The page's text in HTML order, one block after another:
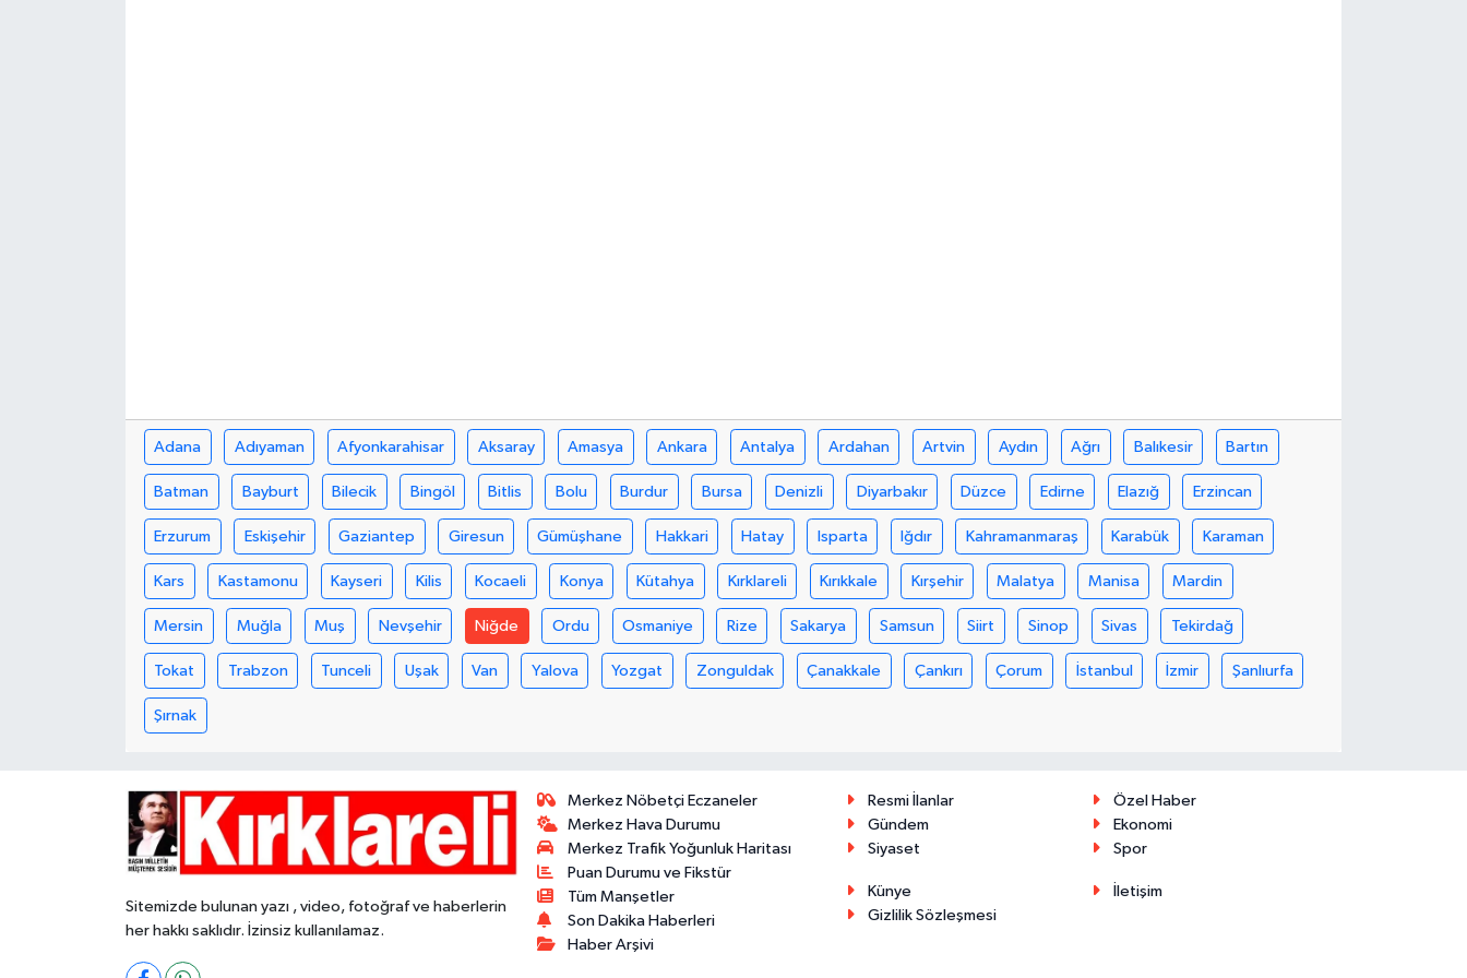
Adana Adıyaman Afyonkarahisar Aksaray Amasya Ankara Antalya Ardahan Artvin Aydın Ağrı Balıkesir Bartın
Batman Bayburt Bilecik Bingöl Bitlis Bolu Burdur Bursa Denizli Diyarbakır Düzce Edirne Elazığ Erzincan
Erzurum Eskişehir Gaziantep Giresun Gümüşhane Hakkari Hatay Isparta Iğdır Kahramanmaraş Karabük Karaman
Kars Kastamonu Kayseri Kilis Kocaeli Konya Kütahya Kırklareli Kırıkkale Kırşehir Malatya Manisa Mardin
Mersin Muğla Muş Nevşehir Niğde Ordu Osmaniye Rize Sakarya Samsun Siirt Sinop Sivas Tekirdağ
Tokat Trabzon Tunceli Uşak Van Yalova Yozgat Zonguldak Çanakkale Çankırı Çorum İstanbul İzmir Şanlıurfa
Şırnak
Sitemizde bulunan yazı , video, fotoğraf ve haberlerin
her hakkı saklıdır. İzinsiz kullanılamaz.
Merkez Nöbetçi Eczaneler
Merkez Hava Durumu
Merkez Trafik Yoğunluk Haritası
Puan Durumu ve Fikstür
Tüm Manşetler
Son Dakika Haberleri
Haber Arşivi
Resmi İlanlar
Özel Haber
Gündem
Ekonomi
Siyaset
Spor
Künye
İletişim
Gizlilik Sözleşmesi